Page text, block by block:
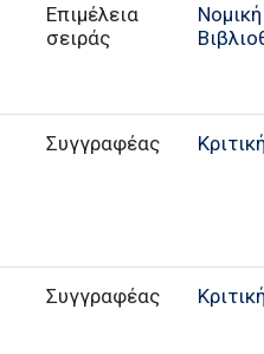
Επιμέλεια
σειράς
Νομική
Συγγραφέας
Συγγραφέας